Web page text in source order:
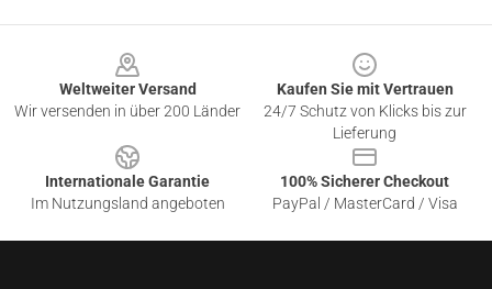
Weltweiter Versand
Wir versenden in über 200 Länder
Kaufen Sie mit Vertrauen
24/7 Schutz von Klicks bis zur
Lieferung
Internationale Garantie
Im Nutzungsland angeboten
100% Sicherer Checkout
PayPal / MasterCard / Visa